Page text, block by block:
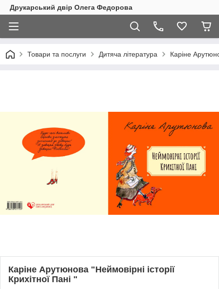
Друкарський двір Олега Федорова
Товари та послуги Дитяча література Каріне
Каріне Арутюнова "Неймовірні історії
Крихітної Пані "